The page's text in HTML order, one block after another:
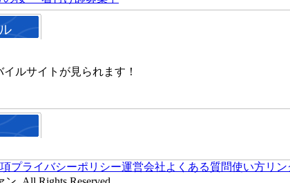
ルサイトが見られます！
プライバシーポリシー運営会社よくある質問使い方リ